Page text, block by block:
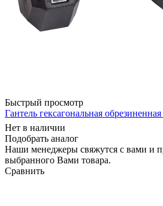
Быстрый просмотр
Гантель гексагональная
Нет в наличии
Подобрать аналог
Наши менеджеры свяжутся с вами и
выбранного Вами товара.
Сравнить